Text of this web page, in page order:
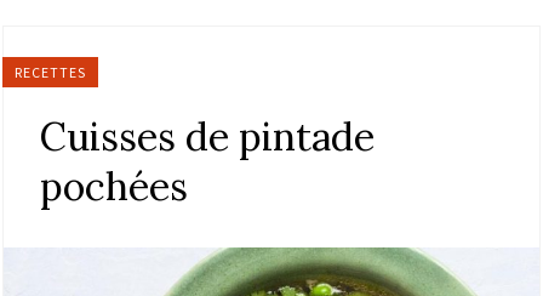
RECETTES
Cuisses de pintade
pochées